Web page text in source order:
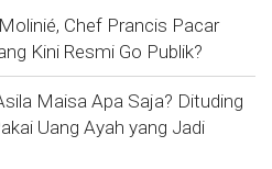
Chef Prancis Pacar
Kini Resmi Go Publik?
Maisa Apa Saja? Dituding
Uang Ayah yang Jadi